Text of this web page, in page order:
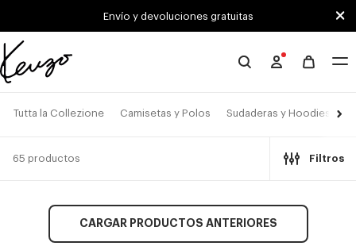
Skip to main content
Skip to footer contentEnvío y devoluciones gratuitas
Página
deTutta la Collezione Camisetas y Polos Sudaderas y Hoodies
65 productos Filtros
CARGAR PRODUCTOS ANTERIORES